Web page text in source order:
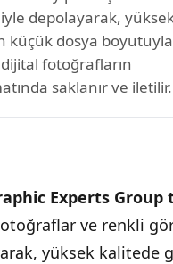
depolayarak,
küçük dosya boyutuyla
fotoğrafların
saklanır ve iletilir.
Experts
ve renkli
yüksek kalitede